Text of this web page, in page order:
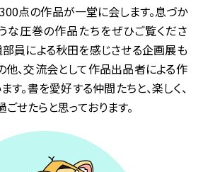
部門情報
徒実行委員会
宿泊サポート
観光情報
点の作品が一堂に会します。息づか
な圧巻の作品たちをぜひご覧くださ
部員による秋田を感じさせる企画展も
他、交流会として作品出品者による作
。書を愛好する仲間たちと、楽しく、
せたらと思っております。